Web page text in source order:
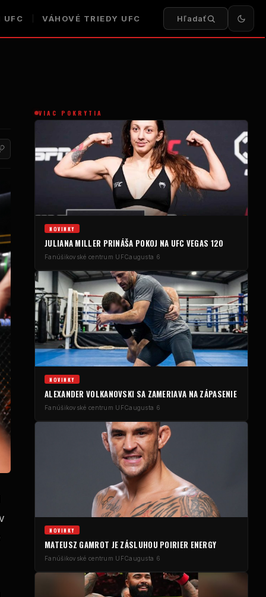
UFC VÁHOVÉ TRIEDY UFC Hľadať
VIAC POKRYTIA
NOVINKY
JULIANA MILLER PRINÁŠA POKOJ NA UFC VEGAS 120
Fanúšikovské centrum UFCaugusta 6
NOVINKY
ALEXANDER VOLKANOVSKI SA ZAMERIAVA NA ZÁPASENIE
Fanúšikovské centrum UFCaugusta 6
NOVINKY
MATEUSZ GAMROT JE ZÁSLUHOU POIRIER ENERGY
Fanúšikovské centrum UFCaugusta 6